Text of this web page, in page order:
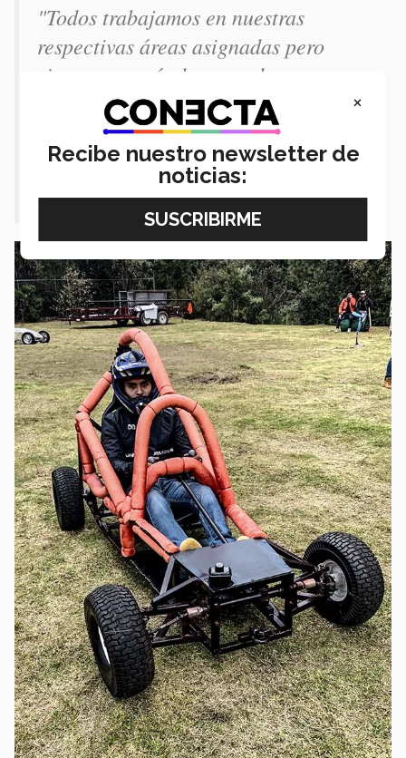
"Todos trabajamos en nuestras
respectivas áreas asignadas pero
siempre apoyándonos en lo que
podríamos.
"Más que un equipo, éramos una
familia que amaba el trabajo de
Gravity" compartió Rubén Báez.
×
Recibe nuestro newsletter de
noticias: